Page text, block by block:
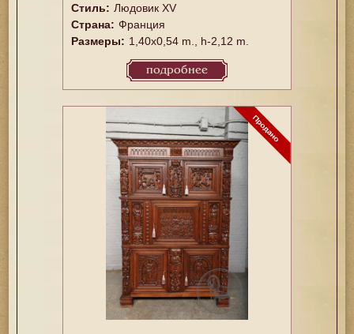
Стиль: Людовик XV
Страна: Франция
Размеры: 1,40x0,54 m., h-2,12 m.
подробнее